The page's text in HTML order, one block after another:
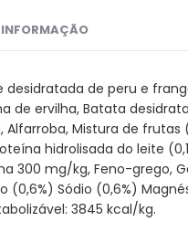
desidratada de peru e
de ervilha, Batata
Alfarroba, Mistura de
hidrolisada do leite
300 mg/kg, Feno-grego,
(0,6%) Sódio (0,6%)
3845 kcal/kg.